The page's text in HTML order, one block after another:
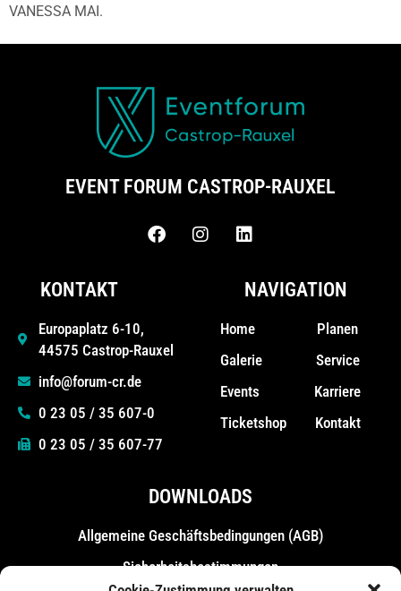
VANESSA MAI.
EVENT FORUM CASTROP-RAUXEL
KONTAKT
Europaplatz 6-10,
44575 Castrop-Rauxel
info@forum-cr.de
0 23 05 / 35 607-0
0 23 05 / 35 607-77
NAVIGATION
Home
Galerie
Events
Ticketshop
Planen
Service
Karriere
Kontakt
DOWNLOADS
Allgemeine Geschäfts­bedingungen (AGB)
Sicherheitsbestimmungen